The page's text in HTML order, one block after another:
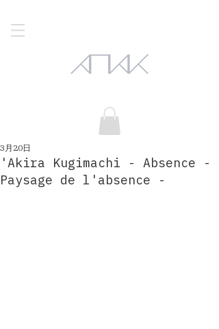
'Akira Kugimachi - Absence -
Paysage de l'absence -
3月20日